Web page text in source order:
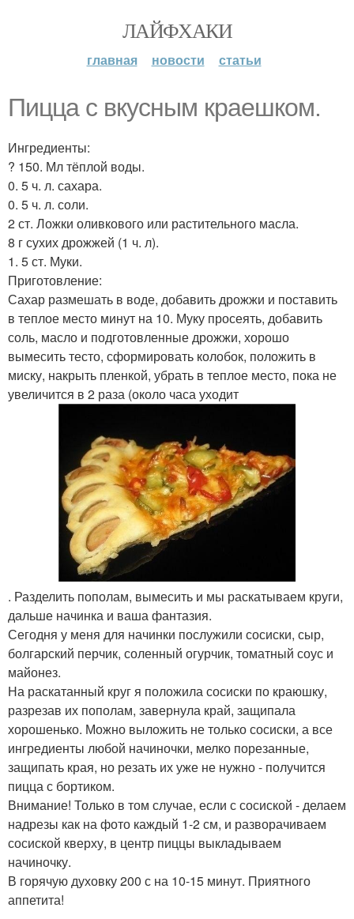
ЛАЙФХАКИ
главная новости статьи
Пицца с вкусным краешком.
Ингредиенты:
? 150. Мл тёплой воды.
0. 5 ч. л. сахара.
0. 5 ч. л. соли.
2 ст. Ложки оливкового или растительного масла.
8 г сухих дрожжей (1 ч. л).
1. 5 ст. Муки.
Приготовление:
Сахар размешать в воде, добавить дрожжи и поставить
в теплое место минут на 10. Муку просеять, добавить
соль, масло и подготовленные дрожжи, хорошо
вымесить тесто, сформировать колобок, положить в
миску, накрыть пленкой, убрать в теплое место, пока не
увеличится в 2 раза (около часа уходит
. Разделить пополам, вымесить и мы раскатываем круги,
дальше начинка и ваша фантазия.
Сегодня у меня для начинки послужили сосиски, сыр,
болгарский перчик, соленный огурчик, томатный соус и
майонез.
На раскатанный круг я положила сосиски по краюшку,
разрезав их пополам, завернула край, защипала
хорошенько. Можно выложить не только сосиски, а все
ингредиенты любой начиночки, мелко порезанные,
защипать края, но резать их уже не нужно - получится
пицца с бортиком.
Внимание! Только в том случае, если с сосиской - делаем
надрезы как на фото каждый 1-2 см, и разворачиваем
сосиской кверху, в центр пиццы выкладываем
начиночку.
В горячую духовку 200 с на 10-15 минут. Приятного
аппетита!